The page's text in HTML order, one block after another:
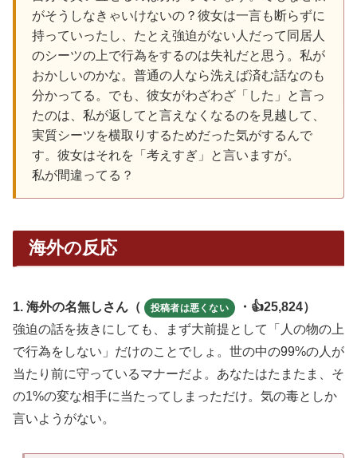
がそうしなきゃいけないの？彼女は一言も断らずに
持っていったし、たとえ強迫がない人だって同居人
のシーツの上で行為をするのは失礼だと思う。私が
おかしいのかな。普通の人なら洗えば済む話なのも
分かってる。でも、彼女がわざわざ「した」と言っ
たのは、私が返してと言えなくなるのを見越して、
実質シーツを横取りするためだった気がするんで
す。彼女はそれを「考えすぎ」と言いますが。
私が間違ってる？
海外の反応
1. 海外の名無しさん（ 投稿者は悪くない
・👍25,824）
強迫の話を抜きにしても、まず大前提として「人の物の上
で行為をしない」だけのことでしょ。世の中の99%の人が
当たり前に守っているマナーだよ。あなたはたまたま、そ
の1%の変な相手に当たってしまっただけ。気の毒としか
言いようがない。